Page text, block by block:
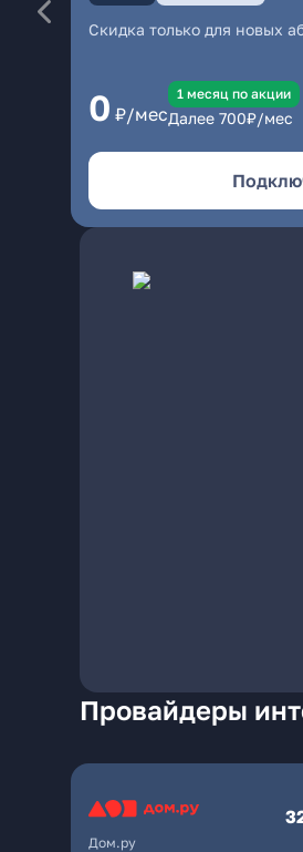
Скидка только для новых
0 ₽/мес
1 месяц по акции
Далее 700₽/мес
Провайдеры
Дом.ру